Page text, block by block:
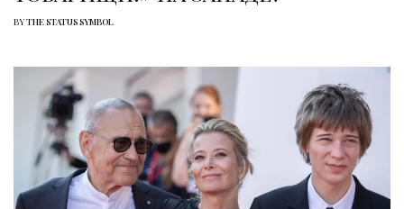
BYTHE STATUS SYMBOL